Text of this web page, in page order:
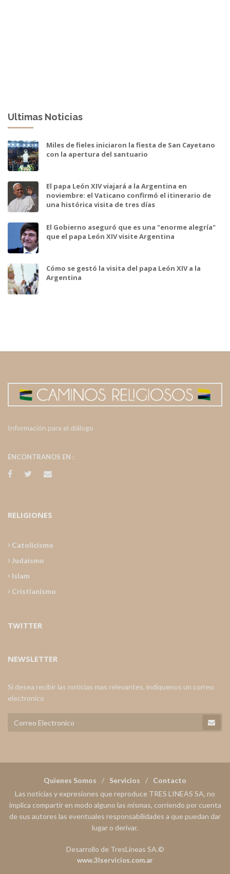
Ultimas Noticias
Miles de fieles iniciaron la fiesta de San Cayetano
con la apertura del santuario
El papa León XIV viajará a la Argentina en
noviembre: el Vaticano confirmó el itinerario de
una histórica visita de tres días
El Gobierno aseguró que es una "enorme alegría"
que el papa León XIV visite Argentina
Cómo se gestó la visita del papa León XIV a la
Argentina
Información para el diálogo
ENCONTRANOS EN :
RELIGIONES
Catolicismo
Judaismo
Islam
Cristianismo
TWITTER
NEWSLETTER
Si desea recibir las noticias mas relevantes, indiquenos un correo
electronico
Quienes Somos Servicios
Contacto
Las noticias y expresiones que reproduce TRES LINEAS SA, no
implica compartir en modo alguno las mismas, corriendo por cuenta
de sus autores las eventuales responsabilidades a que puedan dar
lugar o derivar.
Desarrollo de TresLineas SA.©
www.3lservicios.com.ar